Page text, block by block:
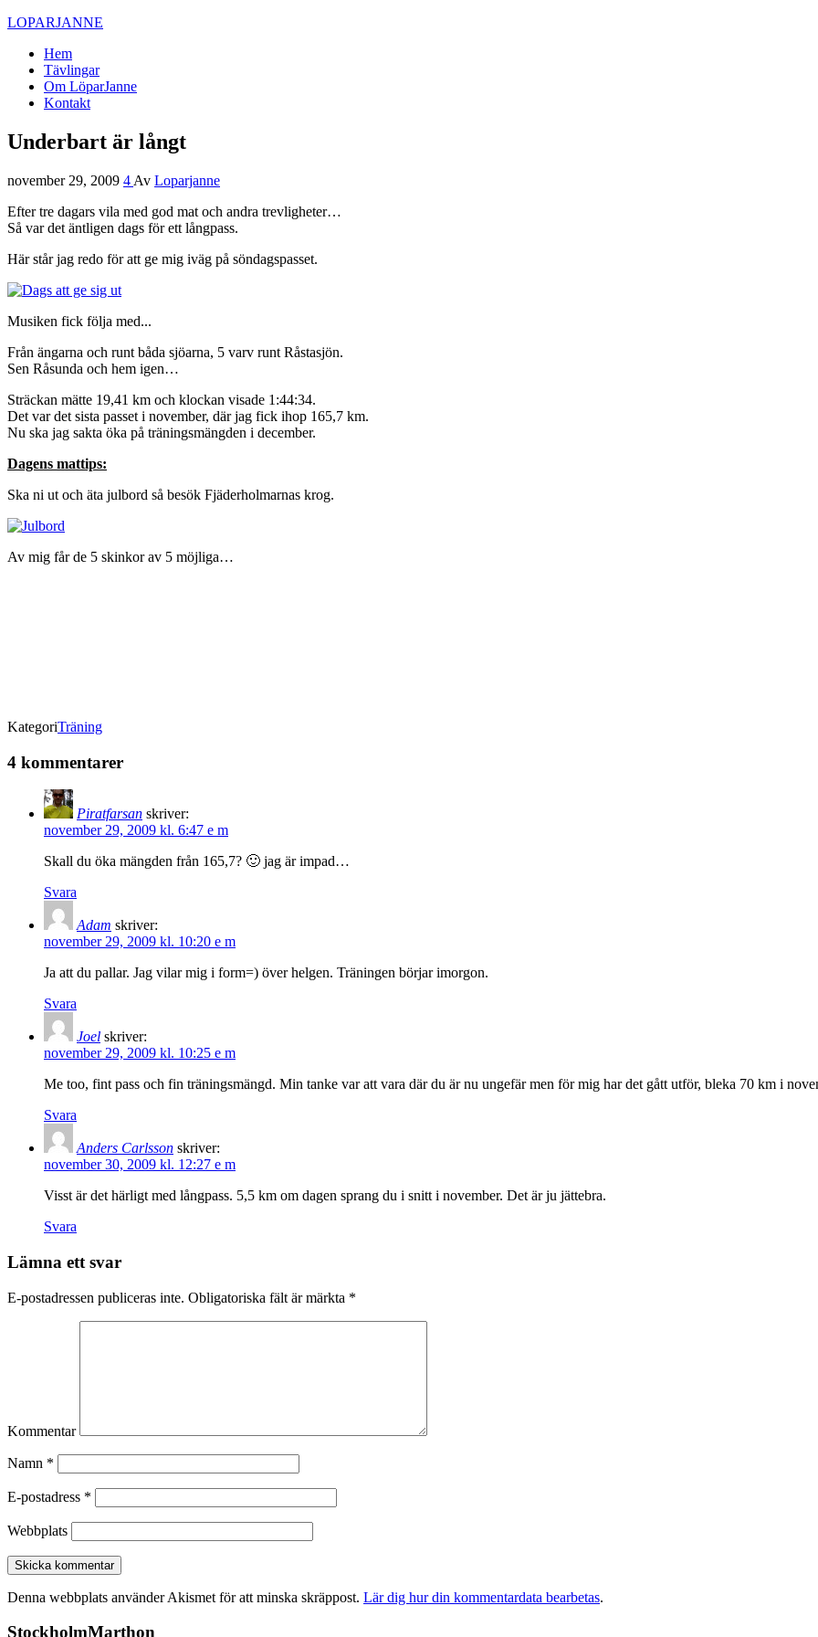
LOPARJANNE
Hem
Tävlingar
Om LöparJanne
Kontakt
Underbart är långt
november 29, 2009 4 Av Loparjanne
Efter tre dagars vila med god mat och andra trevligheter…
Så var det äntligen dags för ett långpass.
Här står jag redo för att ge mig iväg på söndagspasset.
Musiken fick följa med...
Från ängarna och runt båda sjöarna, 5 varv runt Råstasjön.
Sen Råsunda och hem igen…
Sträckan mätte 19,41 km och klockan visade 1:44:34.
Det var det sista passet i november, där jag fick ihop 165,7 km.
Nu ska jag sakta öka på träningsmängden i december.
Dagens mattips:
Ska ni ut och äta julbord så besök Fjäderholmarnas krog.
Av mig får de 5 skinkor av 5 möjliga…
KategoriTräning
4 kommentarer
Piratfarsan skriver:
november 29, 2009 kl. 6:47 e m
Skall du öka mängden från 165,7? 🙂 jag är impad…
Svara
Adam skriver:
november 29, 2009 kl. 10:20 e m
Ja att du pallar. Jag vilar mig i form=) över helgen. Träningen börjar imorgon.
Svara
Joel skriver:
november 29, 2009 kl. 10:25 e m
Me too, fint pass och fin träningsmängd. Min tanke var att vara där du är nu ungefär men för mig har det gått utför, bleka 70 km i
Svara
Anders Carlsson skriver:
november 30, 2009 kl. 12:27 e m
Visst är det härligt med långpass. 5,5 km om dagen sprang du i snitt i november. Det är ju jättebra.
Svara
Lämna ett svar
E-postadressen publiceras inte. Obligatoriska fält är märkta *
Kommentar
Namn *
E-postadress *
Webbplats
Denna webbplats använder Akismet för att minska skräppost. Lär dig hur din kommentardata bearbetas.
StockholmMarthon